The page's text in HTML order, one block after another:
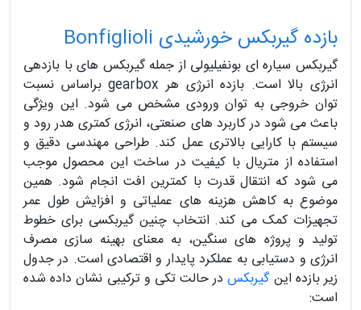
بازده گیربکس خورشیدی Bonfiglioli
گیربکس سیاره ای بونفیلیولی از جمله گیربکس های با بازدهی
انرژی بالا است. بازده انرژی هر gearbox براساس نسبت
توان خروجی به توان ورودی مشخص می شود. این ویژگی
باعث می شود در کاربرد های صنعتی، انرژی کمتری هدر رود و
سیستم با کارایی بالاتری عمل کند. طراحی مهندسی دقیق و
استفاده از متریال با کیفیت در ساخت این محصول موجب
می شود که انتقال قدرت با کمترین افت انجام شود. همین
موضوع به کاهش هزینه های عملیاتی و افزایش طول عمر
تجهیزات کمک می کند. انتخاب چنین گیربکسی برای خطوط
تولید و پروژه های سنگین، به معنای بهینه سازی مصرف
انرژی و دستیابی به عملکرد پایدار و اقتصادی است. در جدول
زیر بازده اینگیربکسدر حالت تکی و ترکیبی نشان داده شده
است: